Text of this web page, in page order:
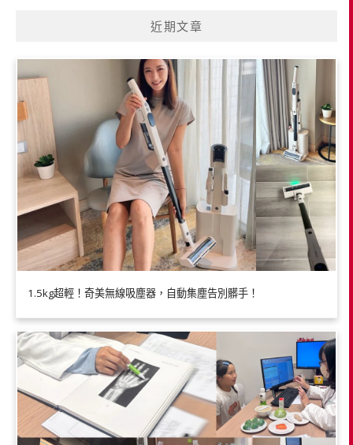
近期文章
1.5kg超輕！奇美無線吸塵器，自動集塵告別髒手！